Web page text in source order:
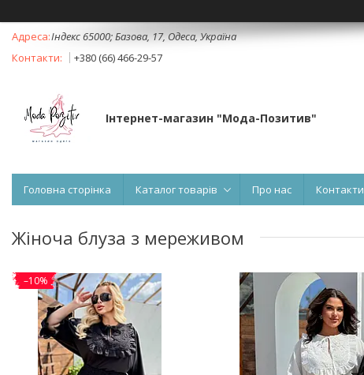
Індекс 65000; Базова, 17, Одеса, Україна
+380 (66) 466-29-57
Інтернет-магазин "Мода-Позитив"
Головна сторінка Каталог товарів Про нас Контакти
Жіноча блуза з мереживом
–10%